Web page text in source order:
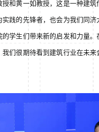
授和黄一如教授，这是一种建筑
实践的先锋者，也会为我们同济
的学生们带来新的启发和力量。
我们很期待看到建筑行业在未来